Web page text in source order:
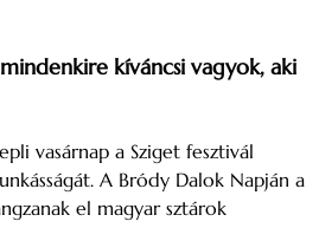
kíváncsi vagyok, aki
vasárnap a Sziget fesztivál
A Bródy Dalok Napján a
el magyar sztárok